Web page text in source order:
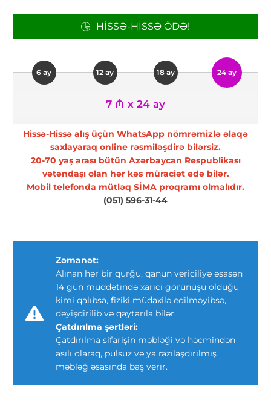
HISSƏ-HISSƏ ÖDƏ!
6 ay 12 ay 18 ay 24 ay
7 ₼ x 24 ay
Hissə-Hissə alış üçün WhatsApp nömrəmizlə əlaqə
saxlayaraq online rəsmiləşdirə bilərsiz.
20-70 yaş arası bütün Azərbaycan Respublikası
vətəndaşı olan hər kəs müraciət edə bilər.
Mobil telefonda mütləq SİMA proqramı olmalıdır.
(051) 596-31-44
Zəmanət:
Alınan hər bir qurğu, qanun vericiliyə əsasən
14 gün müddətində xarici görünüşü olduğu
kimi qalıbsa, fiziki müdaxilə edilməyibsə,
dəyişdirilib və qaytarıla bilər.
Çatdırılma şərtləri:
Çatdırılma sifarişin məbləği və həcmindən
asılı olaraq, pulsuz və ya razılaşdırılmış
məbləğ əsasında baş verir.